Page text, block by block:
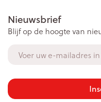
Nieuwsbrief
Blijf op de hoogte van